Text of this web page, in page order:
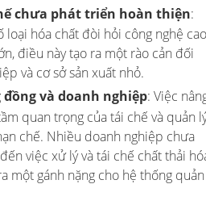
chưa phát triển hoàn thiện:
loại hóa chất đòi hỏi công nghệ cao
điều này tạo ra một rào cản đối
và cơ sở sản xuất nhỏ.
và doanh nghiệp: Việc
quan trọng của tái chế và quản
chế. Nhiều doanh nghiệp chưa
việc xử lý và tái chế chất thải
một gánh nặng cho hệ thống quản